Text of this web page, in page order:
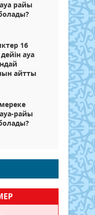
райы
16
ауа
айтты
райы